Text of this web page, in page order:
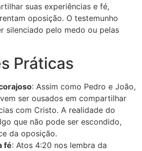
suas experiências e fé,
oposição. O testemunho
silenciado pelo medo ou pelas
Práticas
: Assim como Pedro e João,
ser ousados em compartilhar
com Cristo. A realidade do
que não pode ser escondido,
da oposição.
fé: Atos 4:20 nos lembra da